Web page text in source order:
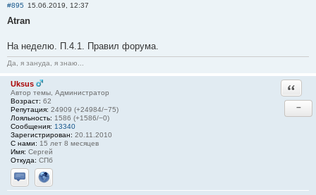
#895 15.06.2019, 12:37
Atran
На неделю. П.4.1. Правил форума.
Да, я зануда, я знаю...
Uksus
Автор темы, Администратор
Возраст: 62
Репутация: 24909 (+24984/−75)
Лояльность: 1586 (+1586/−0)
Сообщения: 13340
Зарегистрирован: 20.11.2010
С нами: 15 лет 8 месяцев
Имя: Сергей
Откуда: СПб
Отправить личное сообщение
Сайт
−